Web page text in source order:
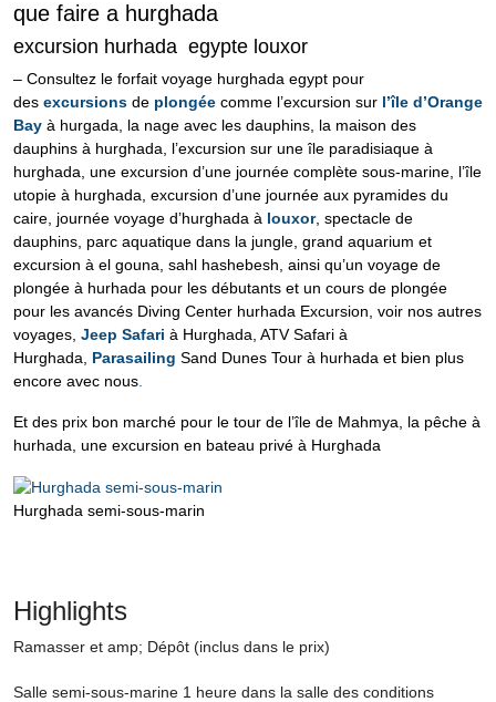
que faire a hurghada
excursion hurhada egypte louxor
– Consultez le forfait voyage hurghada egypt pour
des excursions de plongée comme l’excursion sur l’île d’Orange
Bay à hurgada, la nage avec les dauphins, la maison des
dauphins à hurghada, l’excursion sur une île paradisiaque à
hurghada, une excursion d’une journée complète sous-marine, l’île
utopie à hurghada, excursion d’une journée aux pyramides du
caire, journée voyage d’hurghada à louxor, spectacle de
dauphins, parc aquatique dans la jungle, grand aquarium et
excursion à el gouna, sahl hashebesh, ainsi qu’un voyage de
plongée à hurhada pour les débutants et un cours de plongée
pour les avancés Diving Center hurhada Excursion, voir nos autres
voyages, Jeep Safari à Hurghada, ATV Safari à
Hurghada,
Parasailing Sand Dunes Tour à hurhada et bien plus
encore avec nous
Et des prix bon marché pour le tour de l’île de Mahmya, la pêche à
hurhada, une excursion en bateau privé à Hurghada
Hurghada semi-sous-marin
Highlights
Ramasser et amp; Dépôt (inclus dans le prix)
Salle semi-sous-marine 1 heure dans la salle des conditions